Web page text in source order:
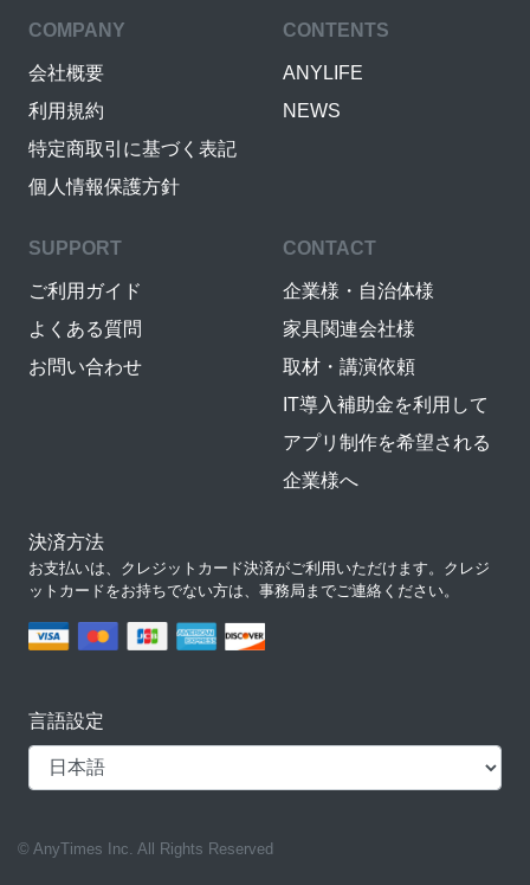
COMPANY
会社概要
利用規約
特定商取引に基づく表記
個人情報保護方針
CONTENTS
ANYLIFE
NEWS
SUPPORT
ご利用ガイド
よくある質問
お問い合わせ
CONTACT
企業様・自治体様
家具関連会社様
取材・講演依頼
IT導入補助金を利用して
アプリ制作を希望される
企業様へ
決済方法
お支払いは、クレジットカード決済がご利用いただけます。クレジ
ットカードをお持ちでない方は、事務局までご連絡ください。
言語設定
© AnyTimes Inc. All Rights Reserved